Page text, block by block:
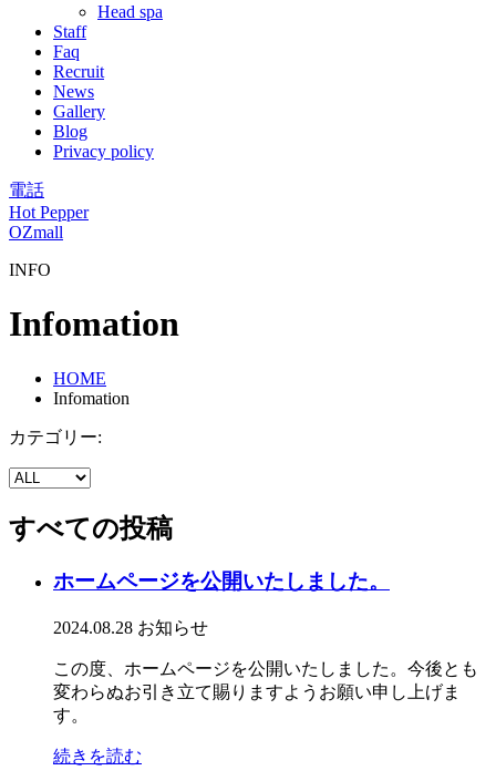
Head spa
Staff
Faq
Recruit
News
Gallery
Blog
Privacy policy
電話
Hot Pepper
OZmall
INFO
Infomation
HOME
Infomation
カテゴリー:
すべての投稿
ホームページを公開いたしました。
2024.08.28 お知らせ
この度、ホームページを公開いたしました。今後とも
変わらぬお引き立て賜りますようお願い申し上げま
す。
続きを読む